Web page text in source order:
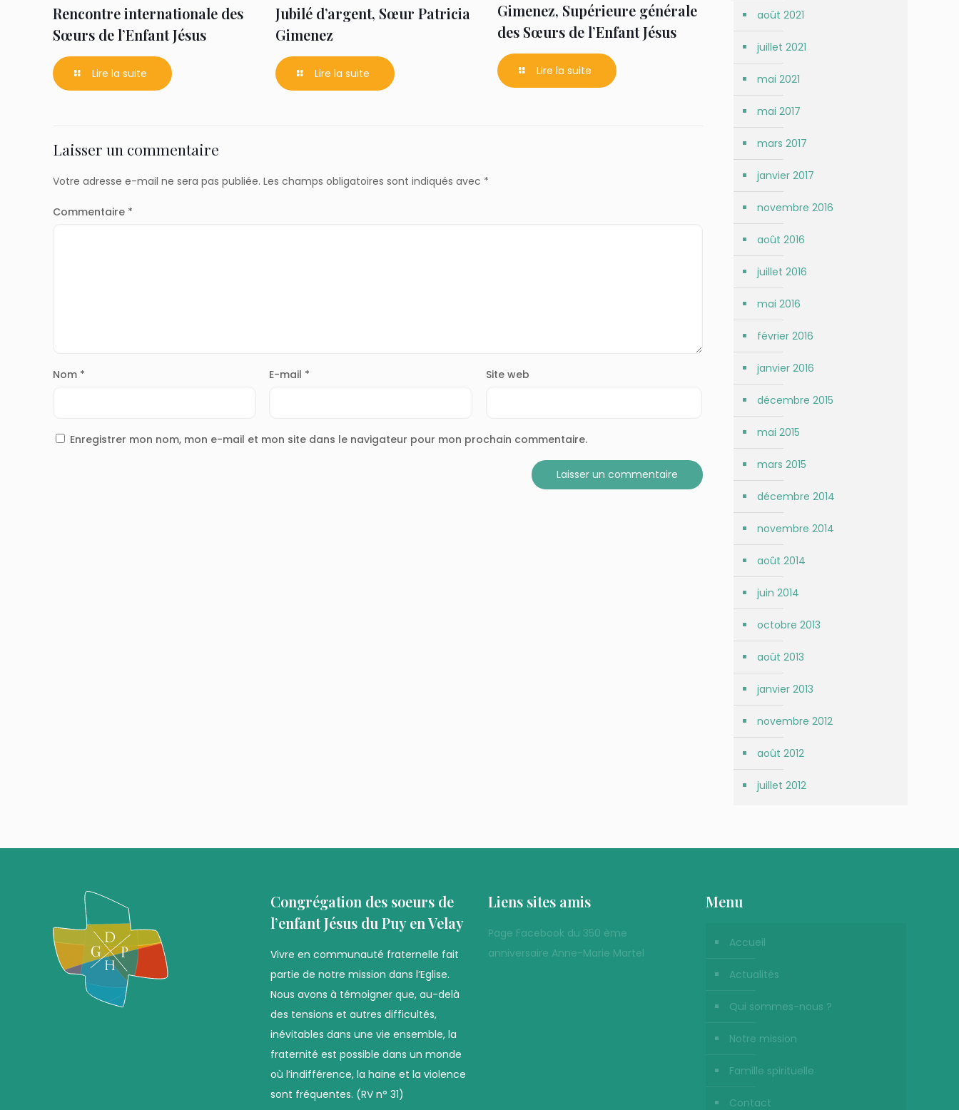
Rencontre internationale des
Sœurs de l’Enfant Jésus
Lire la suite
Jubilé d’argent, Sœur Patricia
Gimenez
Lire la suite
Gimenez, Supérieure générale
des Sœurs de l’Enfant Jésus
Lire la suite
Laisser un commentaire
Votre adresse e-mail ne sera pas publiée. Les champs obligatoires sont indiqués avec *
Commentaire *
Nom * E-mail * Site web
Enregistrer mon nom, mon e-mail et mon site dans le navigateur pour mon prochain commentaire.
août 2021
juillet 2021
mai 2021
mai 2017
mars 2017
janvier 2017
novembre 2016
août 2016
juillet 2016
mai 2016
février 2016
janvier 2016
décembre 2015
mai 2015
mars 2015
décembre 2014
novembre 2014
août 2014
juin 2014
octobre 2013
août 2013
janvier 2013
novembre 2012
août 2012
juillet 2012
Congrégation des soeurs de
l’enfant Jésus du Puy en Velay
Vivre en communauté fraternelle fait
partie de notre mission dans l’Eglise.
Nous avons à témoigner que, au-delà
des tensions et autres difficultés,
inévitables dans une vie ensemble, la
fraternité est possible dans un monde
où l’indifférence, la haine et la violence
sont fréquentes. (RV n° 31)
Liens sites amis
Page Facebook du 350 ème
anniversaire Anne-Marie Martel
Menu
Accueil
Actualités
Qui sommes-nous ?
Notre mission
Famille spirituelle
Contact